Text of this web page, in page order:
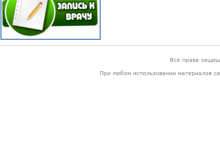
Все права
При любом использовании материалов